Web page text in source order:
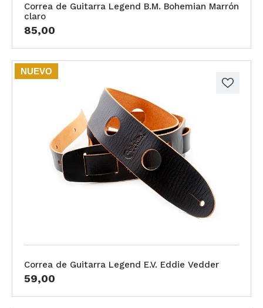
Correa de Guitarra Legend B.M. Bohemian Marrón
claro
85,00
NUEVO
Correa de Guitarra Legend E.V. Eddie Vedder
59,00